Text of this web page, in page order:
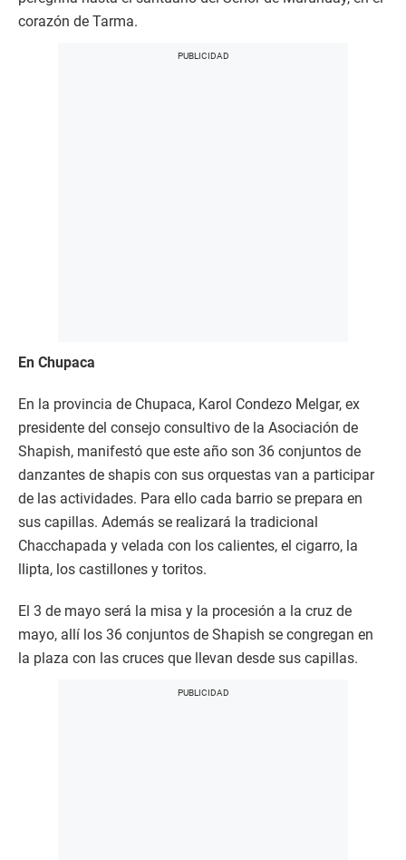
corazón de Tarma.
En Chupaca
En la provincia de Chupaca, Karol Condezo Melgar, ex
presidente del consejo consultivo de la Asociación de
Shapish, manifestó que este año son 36 conjuntos de
danzantes de shapis con sus orquestas van a participar
de las actividades. Para ello cada barrio se prepara en
sus capillas. Además se realizará la tradicional
Chacchapada y velada con los calientes, el cigarro, la
llipta, los castillones y toritos.
El 3 de mayo será la misa y la procesión a la cruz de
mayo, allí los 36 conjuntos de Shapish se congregan en
la plaza con las cruces que llevan desde sus capillas.